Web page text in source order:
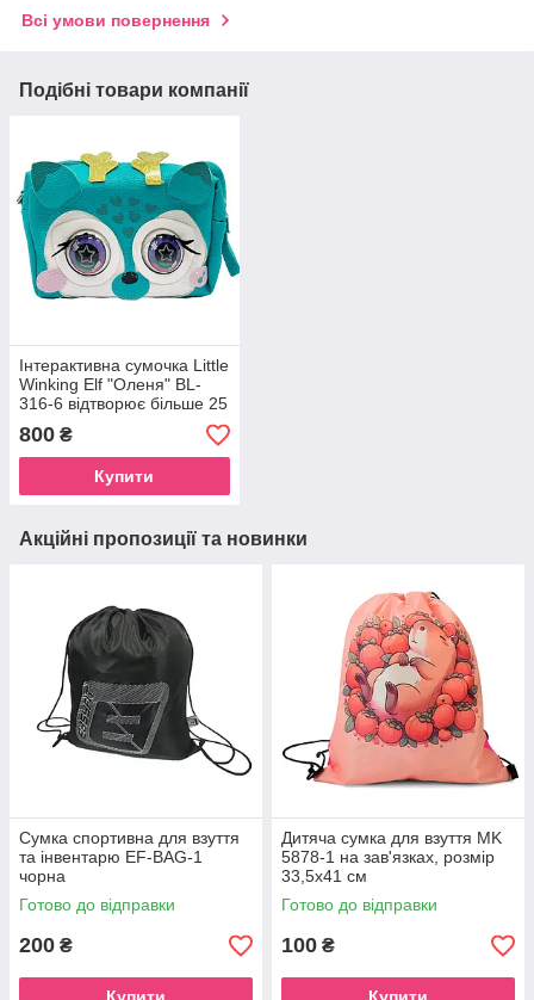
Всі умови повернення
Подібні товари компанії
Інтерактивна сумочка Little
Winking Elf "Оленя" BL-
316-6 відтворює більше 25
звуків
800 ₴
Купити
Акційні пропозиції та новинки
Сумка спортивна для взуття
та інвентарю EF-BAG-1
чорна
Готово до відправки
200 ₴
Дитяча сумка для взуття MK
5878-1 на зав'язках, розмір
33,5х41 см
Готово до відправки
100 ₴